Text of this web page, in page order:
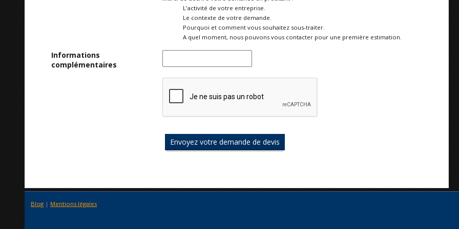
L'activité de votre entreprise.
Le contexte de votre demande.
Pourquoi et comment vous souhaitez sous-traiter.
A quel moment, nous pouvons vous contacter pour une première estimation.
Informations
complémentaires
Blog | Mentions légales